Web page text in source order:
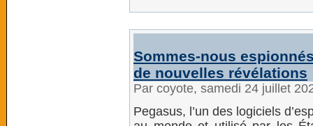
Sommes-nous
de nouvelles révélations
Par coyote, samedi 24 juillet
Pegasus, l’un des logiciels